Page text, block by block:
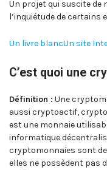
Un projet qui suscite de
l’inquiétude de certains
Un livre blancUn site
C’est quoi une
Définition : Une
aussi cryptoactif,
est une monnaie
informatique
cryptomonnaies sont
elles ne possèdent pas